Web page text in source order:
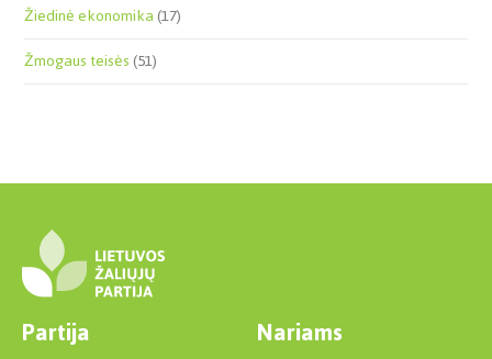
Žiedinė ekonomika(17)
Žmogaus teisės(51)
Partija Nariams